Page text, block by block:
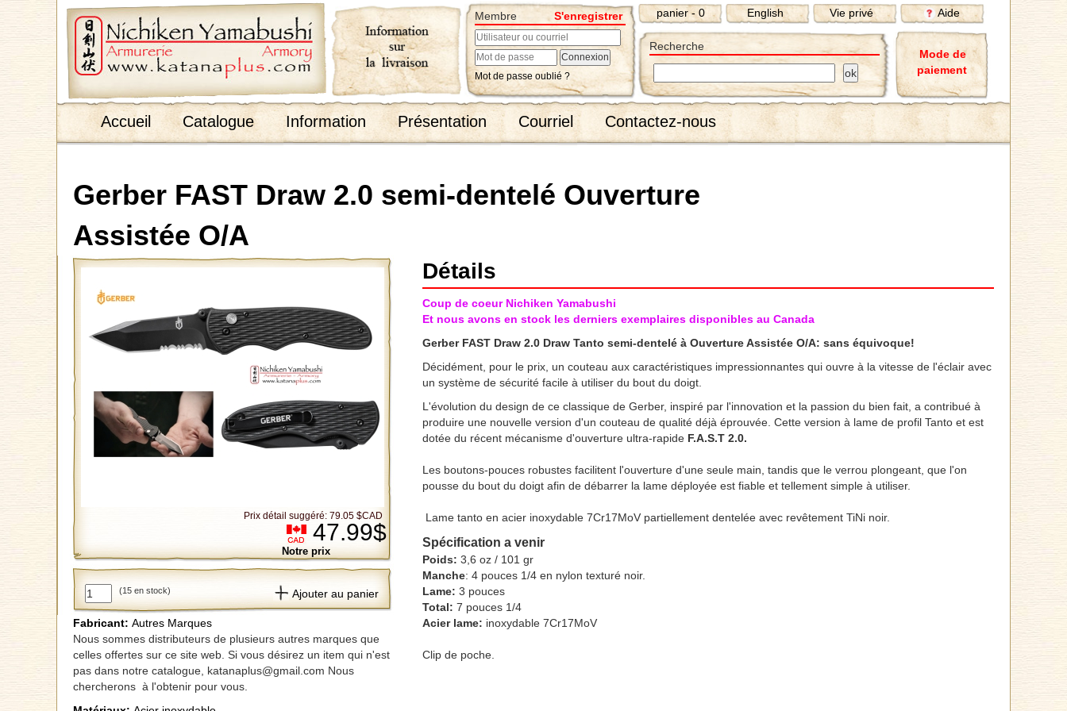
;
Membre S'enregistrer
Mot de passe oublié ?
panier - 0 English Vie privé Aide
Recherche
Mode de
paiement
Accueil Catalogue Information Présentation Courriel Contactez-nous
Gerber FAST Draw 2.0 semi-dentelé Ouverture
Assistée O/A
Détails
Coup de coeur Nichiken Yamabushi
Et nous avons en stock les derniers exemplaires disponibles au Canada
Gerber FAST Draw 2.0 Draw Tanto semi-dentelé à Ouverture Assistée O/A: sans équivoque!
Décidément, pour le prix, un couteau aux caractéristiques impressionnantes qui ouvre à la vitesse de l'éclair avec
un système de sécurité facile à utiliser du bout du doigt.
L'évolution du design de ce classique de Gerber, inspiré par l'innovation et la passion du bien fait, a contribué à
produire une nouvelle version d'un couteau de qualité déjà éprouvée. Cette version à lame de profil Tanto et est
dotée du récent mécanisme d'ouverture ultra-rapide F.A.S.T 2.0.
Les boutons-pouces robustes facilitent l'ouverture d'une seule main, tandis que le verrou plongeant, que l'on
pousse du bout du doigt afin de débarrer la lame déployée est fiable et tellement simple à utiliser.
Lame tanto en acier inoxydable 7Cr17MoV partiellement dentelée avec revêtement TiNi noir.
Spécification a venir
Poids: 3,6 oz / 101 gr
Manche: 4 pouces 1/4 en nylon texturé noir.
Lame: 3 pouces
Total: 7 pouces 1/4
Acier lame: inoxydable 7Cr17MoV
Clip de poche.
Prix détail suggéré: 79.05 $CAD
47.99$
Notre prix
(15 en stock) Ajouter au panier
Fabricant: Autres Marques
Nous sommes distributeurs de plusieurs autres marques que
celles offertes sur ce site web. Si vous désirez un item qui n'est
pas dans notre catalogue, katanaplus@gmail.com Nous
chercherons à l'obtenir pour vous.